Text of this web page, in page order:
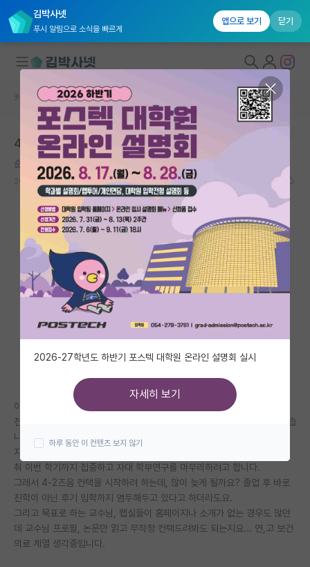
김박사넷
푸시 알림으로 소식을 빠르게
앱으로 보기 닫기
대학원생 모집
국내대학원 정보
연구실&오픈랩
커뮤니티
커뮤니티 홈
전체글보기
베스트 게시판
IF 명예의전당
자유 게시판(아무개랩)
미국 유학 게시판
미국 대학원 합격 후기 게시판
대학원 합격 후기 게시판
연구실(PI) 홍보 게시판
석박사 채용 정보 게시판
임용 정보 게시판
커뮤니티 홈 학부 인턴 게시판
4-2부터 타대 준비 시작하신 분 계신가요??
순수한 에르빈 슈뢰딩거
2026.01.24 3 1894
이제 4학년 올라가는 학부생입니다.
전공은 바이오 계열, 인서울 하위권이고 2-1부터 자대 랩실에서 지내고 있습
니다.
지도교수님께서 이번 4-1까지 하시고 퇴직을 하게 되셔서, 저도 거기에 맞
춰 이번 학기까지 집중하고 자대 학부연구를 마무리하려고 합니다.
그래서 4-2즈음 컨택을 시작하려 하는데, 많이 늦게 될까요? 졸업 후 바로
진학이 아닌 후기 입학까지 염두해두고 있다고 하더라도요.
그리고 목표로 하는 교수님, 랩실들이 홈페이지나 소개가 없는 경우도 많던
데 교수님 프로필, 논문만 읽고 무작정 컨택드려봐도 되는지요... 연,고 보건
의료 계열 생각중입니다.
2026-27학년도 하반기 포스텍 대학원 온라인 설명회 실시
자세히 보기
하루 동안 이 컨텐츠 보지 않기